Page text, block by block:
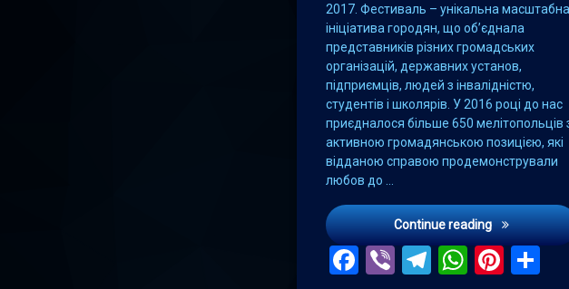
2017. Фестиваль – унікальна масштабна
ініціатива городян, що об’єднала
представників різних громадських
організацій, державних установ,
підприємців, людей з інвалідністю,
студентів і школярів. У 2016 році до нас
приєдналося більше 650 мелітопольців
активною громадянською позицією, які
відданою справою продемонстрували
любов до …
Continue reading
Facebook
ViberTelegram